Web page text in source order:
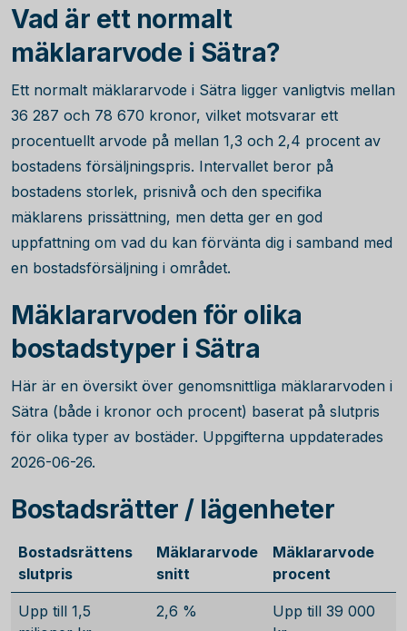
Vad är ett normalt
mäklararvode i Sätra?
Ett normalt mäklararvode i Sätra ligger vanligtvis mellan
36 287 och 78 670 kronor, vilket motsvarar ett
procentuellt arvode på mellan 1,3 och 2,4 procent av
bostadens försäljningspris. Intervallet beror på
bostadens storlek, prisnivå och den specifika
mäklarens prissättning, men detta ger en god
uppfattning om vad du kan förvänta dig i samband med
en bostadsförsäljning i området.
Mäklararvoden för olika
bostadstyper i Sätra
Här är en översikt över genomsnittliga mäklararvoden i
Sätra (både i kronor och procent) baserat på slutpris
för olika typer av bostäder. Uppgifterna uppdaterades
2026-06-26.
Bostadsrätter / lägenheter
Bostadsrättens
slutpris
Mäklararvode
snitt
Mäklararvode
procent
Upp till 1,5
2,6 %
Upp till 39 000